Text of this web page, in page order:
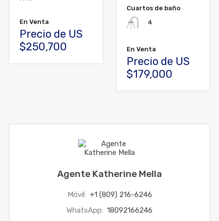
En Venta
Precio de US
$250,700
Cuartos de baño
4
En Venta
Precio de US
$179,000
Agente Katherine Mella
Móvil: +1 (809) 216-6246
WhatsApp: 18092166246